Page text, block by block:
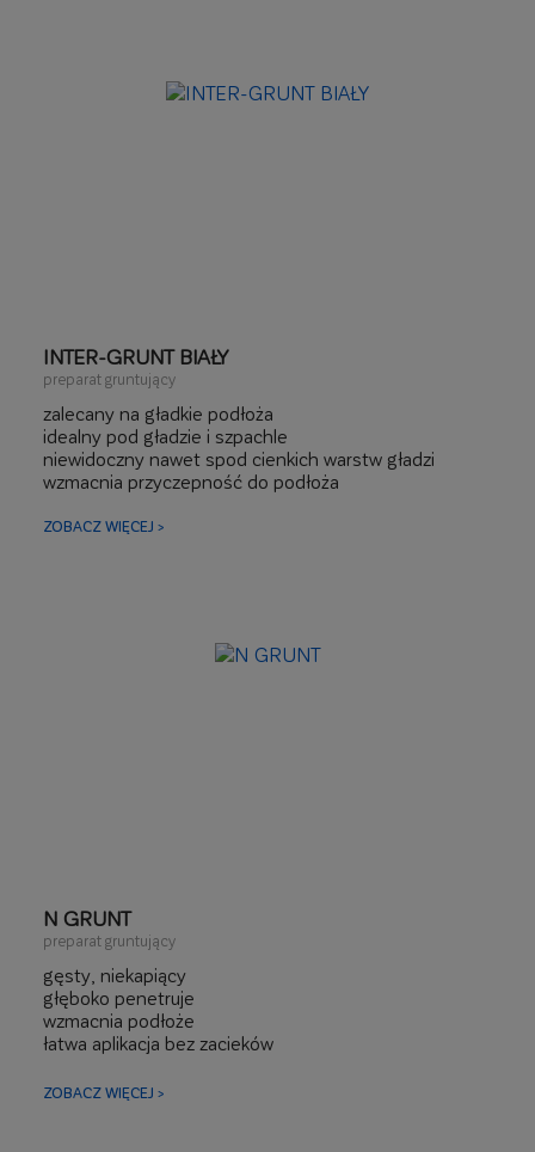
INTER-GRUNT BIAŁY
preparat gruntujący
zalecany na gładkie podłoża
idealny pod gładzie i szpachle
niewidoczny nawet spod cienkich warstw gładzi
wzmacnia przyczepność do podłoża
ZOBACZ WIĘCEJ >
N GRUNT
preparat gruntujący
gęsty, niekapiący
głęboko penetruje
wzmacnia podłoże
łatwa aplikacja bez zacieków
ogranicza i wyrównuje chłonność podłoża
ZOBACZ WIĘCEJ >